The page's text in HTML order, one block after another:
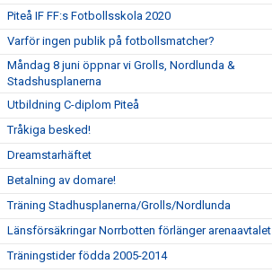
Piteå IF FF:s Fotbollsskola 2020
Varför ingen publik på fotbollsmatcher?
Måndag 8 juni öppnar vi Grolls, Nordlunda &
Stadshusplanerna
Utbildning C-diplom Piteå
Tråkiga besked!
Dreamstarhäftet
Betalning av domare!
Träning Stadhusplanerna/Grolls/Nordlunda
Länsförsäkringar Norrbotten förlänger arenaavtalet
Träningstider födda 2005-2014